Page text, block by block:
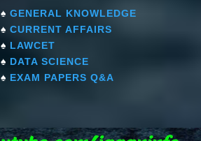
♠ GENERAL KNOWLEDGE
♠ CURRENT AFFAIRS
♠ LAWCET
♠ DATA SCIENCE
♠ EXAM PAPERS Q&A